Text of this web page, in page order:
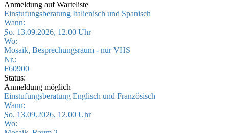
Anmeldung auf Warteliste
Einstufungsberatung Italienisch und Spanisch
Wann:
So. 13.09.2026, 12.00 Uhr
Wo:
Mosaik, Besprechungsraum - nur VHS
Nr.:
F60900
Status:
Anmeldung möglich
Einstufungsberatung Englisch und Französisch
Wann:
So. 13.09.2026, 12.00 Uhr
Wo: